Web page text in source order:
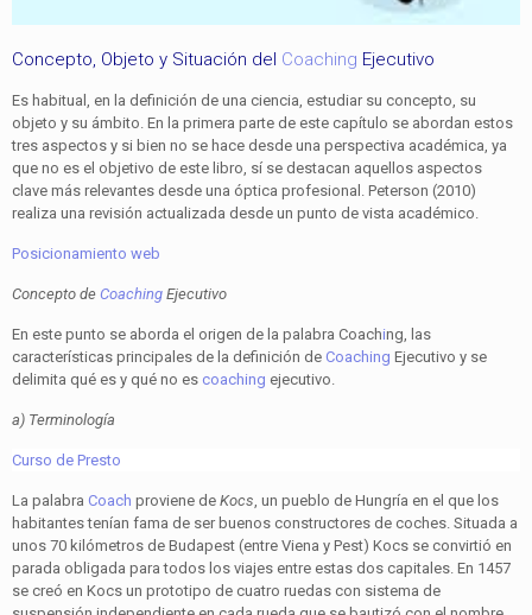
Concepto, Objeto y Situación del Coaching Ejecutivo
Es habitual, en la definición de una ciencia, estudiar su concepto, su
objeto y su ámbito. En la primera parte de este capítulo se abordan estos
tres aspectos y si bien no se hace desde una perspectiva académica, ya
que no es el objetivo de este libro, sí se destacan aquellos aspectos
clave más relevantes desde una óptica profesional. Peterson (2010)
realiza una revisión actualizada desde un punto de vista académico.
Posicionamiento web
Concepto de Coaching Ejecutivo
En este punto se aborda el origen de la palabra Coaching, las
características principales de la definición de Coaching Ejecutivo y se
delimita qué es y qué no es coaching ejecutivo.
a) Terminología
Curso de Presto
La palabra Coach proviene de Kocs , un pueblo de Hungría en el que los
habitantes tenían fama de ser buenos constructores de coches. Situada a
unos 70 kilómetros de Budapest (entre Viena y Pest) Kocs se convirtió en
parada obligada para todos los viajes entre estas dos capitales. En 1457
se creó en Kocs un prototipo de cuatro ruedas con sistema de